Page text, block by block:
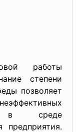
работы
степени
позволяет
в среде
предприятия.